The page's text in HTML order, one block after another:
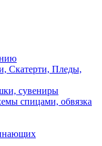
Скатерти, Пледы,
сувениры
спицами, обвязка